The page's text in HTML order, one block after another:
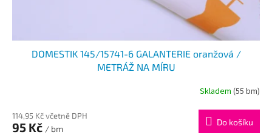
DOMESTIK 145/15741-6 GALANTERIE oranžová /
METRÁŽ NA MÍRU
Skladem (55 bm)
114,95 Kč včetně DPH
95 Kč / bm
Do košíku